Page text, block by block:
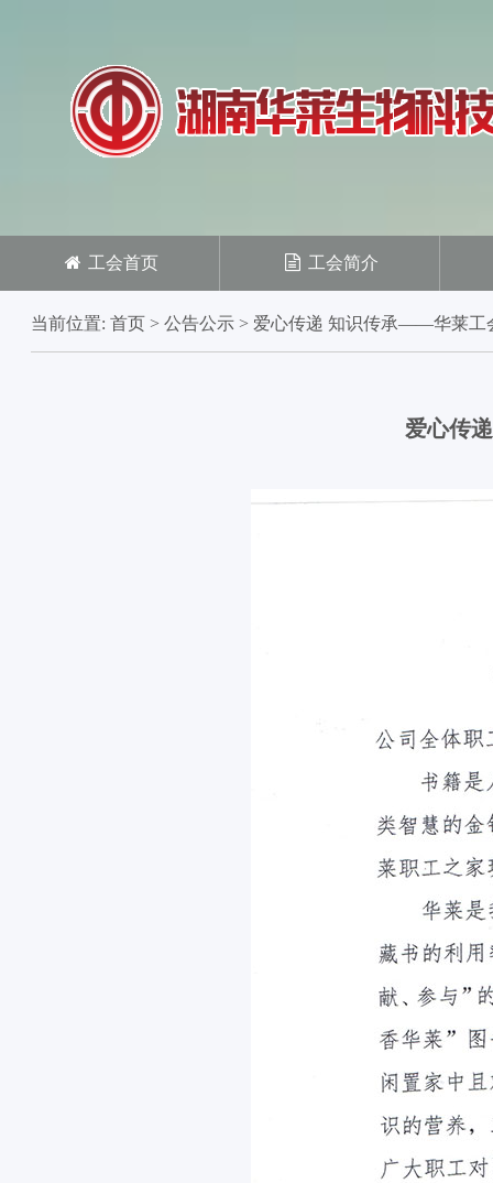
工会首页 工会简介
当前位置: 首页 > 公告公示 > 爱心传递 知识传承——华莱工
爱心传